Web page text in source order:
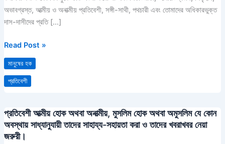
অভাবগ্রস্ত, আত্মীয় ও অনাত্মীয় প্রতিবেশী, সঙ্গী-সাথী, পথচারী এবং তোমাদের অধিকারভুক্ত
দাস-দাসীদের প্রতি […]
Read Post »
মানুষের হক
প্রতিবেশী
প্রতিবেশী আত্মীয় হোক অথবা অনাত্মীয়, মুসলিম হোক অথবা অমুসলিম যে কোন
অবস্থায় সাধ্যানুযায়ী তাদের সাহায্য-সহায়তা করা ও তাদের খবরাখবর নেয়া
জরুরী।
প্রতিবেশী
আত্মীয়
হোক